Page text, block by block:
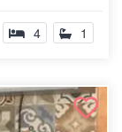
4 1